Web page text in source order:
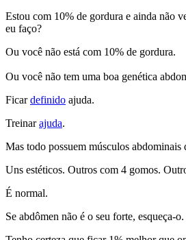
Estou com 10% de gordura e ainda não
eu faço?
Ou você não está com 10% de gordura.
Ou você não tem uma boa genética
Ficardefinido ajuda.
Treinarajuda.
Mas todo possuem músculos abdominais
Uns estéticos. Outros com 4 gomos.
É normal.
Se abdômen não é o seu forte, esqueça-